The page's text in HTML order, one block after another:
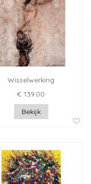
Wisselwerking
€ 139.00
Bekijk